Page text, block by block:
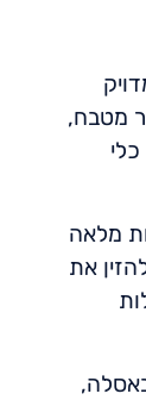
מטבח,
מלאה
את